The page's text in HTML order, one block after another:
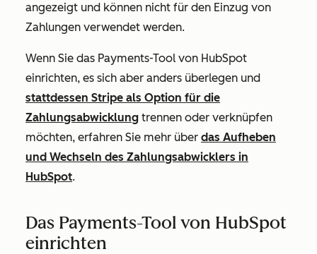
angezeigt und können nicht für den Einzug von
Zahlungen verwendet werden.
Wenn Sie das Payments-Tool von HubSpot
einrichten, es sich aber anders überlegen und
stattdessen Stripe als Option für die
Zahlungsabwicklung trennen oder verknüpfen
möchten, erfahren Sie mehr über das Aufheben
und Wechseln des Zahlungsabwicklers in
HubSpot.
Das Payments-Tool von HubSpot
einrichten